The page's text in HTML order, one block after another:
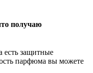
получаю
есть защитные
парфюма вы можете